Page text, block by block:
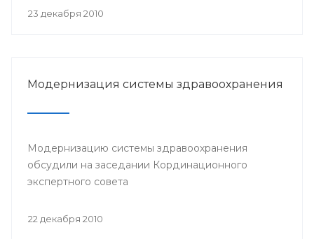
23 декабря 2010
Модернизация системы здравоохранения
Модернизацию системы здравоохранения
обсудили на заседании Кординационного
экспертного совета
22 декабря 2010